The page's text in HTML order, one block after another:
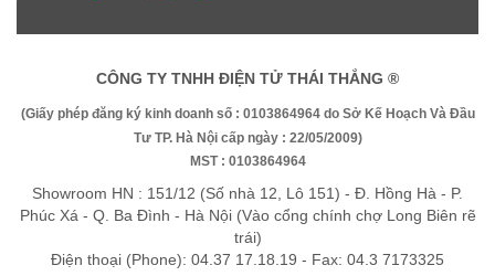
CÔNG TY TNHH ĐIỆN TỬ THÁI THẮNG ®
(Giấy phép đăng ký kinh doanh số : 0103864964 do Sở Kế Hoạch Và Đầu
Tư TP. Hà Nội cấp ngày : 22/05/2009)
MST : 0103864964
Showroom HN : 151/12 (Số nhà 12, Lô 151) - Đ. Hồng Hà - P.
Phúc Xá - Q. Ba Đình - Hà Nội (Vào cổng chính chợ Long Biên rẽ
trái)
Điện thoại (Phone): 04.37 17.18.19 - Fax: 04.3 7173325